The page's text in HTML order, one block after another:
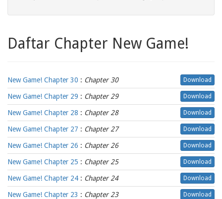
Daftar Chapter New Game!
New Game! Chapter 30 : Chapter 30 Download
New Game! Chapter 29 : Chapter 29 Download
New Game! Chapter 28 : Chapter 28 Download
New Game! Chapter 27 : Chapter 27 Download
New Game! Chapter 26 : Chapter 26 Download
New Game! Chapter 25 : Chapter 25 Download
New Game! Chapter 24 : Chapter 24 Download
New Game! Chapter 23 : Chapter 23 Download